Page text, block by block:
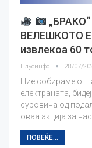
ВЕЛЕШКОТО
извлекоа 60
Плусинфо 28/07/
Ние собираме
електраната,
суровина од
оваа акција за
ПОВЕЌЕ...